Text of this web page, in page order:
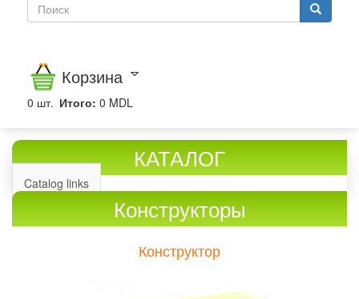
Форма
Корзина
0 шт. Итого: 0 MDL
КАТАЛОГ
Catalog links
Конструкторы
Конструктор